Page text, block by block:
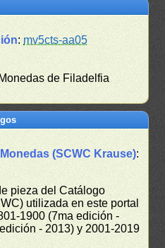
: mv5cts-aa05
de Filadelfia
(SCWC Krause):
pieza del Catálogo
utilizada en este portal
1900 (7ma edición -
- 2013) y 2001-2019